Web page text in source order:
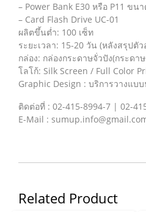
– Power Bank E30 หรือ P11 ขน
– Card Flash Drive UC-01
ผลิตขึ้นต่ำ: 100 เซ็ท
ระยะเวลา: 15-20 วัน (หลังสรุปตัว
กล่อง: กล่องกระดาษจั่วปัง(กระด
โลโก้: Silk Screen / Full Color
Graphic Design : บริการวางแบ
ติดต่อที่ : 02-415-8994-7 | 02-
E-Mail :
Related Product